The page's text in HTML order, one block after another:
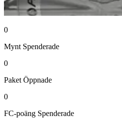
0
Mynt Spenderade
0
Paket Öppnade
0
FC-poäng Spenderade